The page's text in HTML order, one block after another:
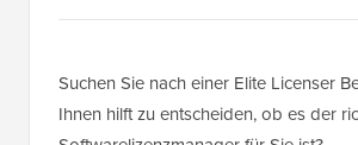
Suchen Sie nach einer Elite Licenser
Ihnen hilft zu entscheiden, ob es der